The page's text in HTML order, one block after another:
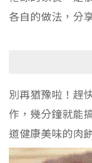
各自的做法，分
別再猶豫啦！趕
作，幾分鐘就能
道健康美味的肉